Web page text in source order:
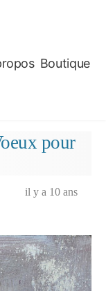
Boutique
pour
il y a 10 ans